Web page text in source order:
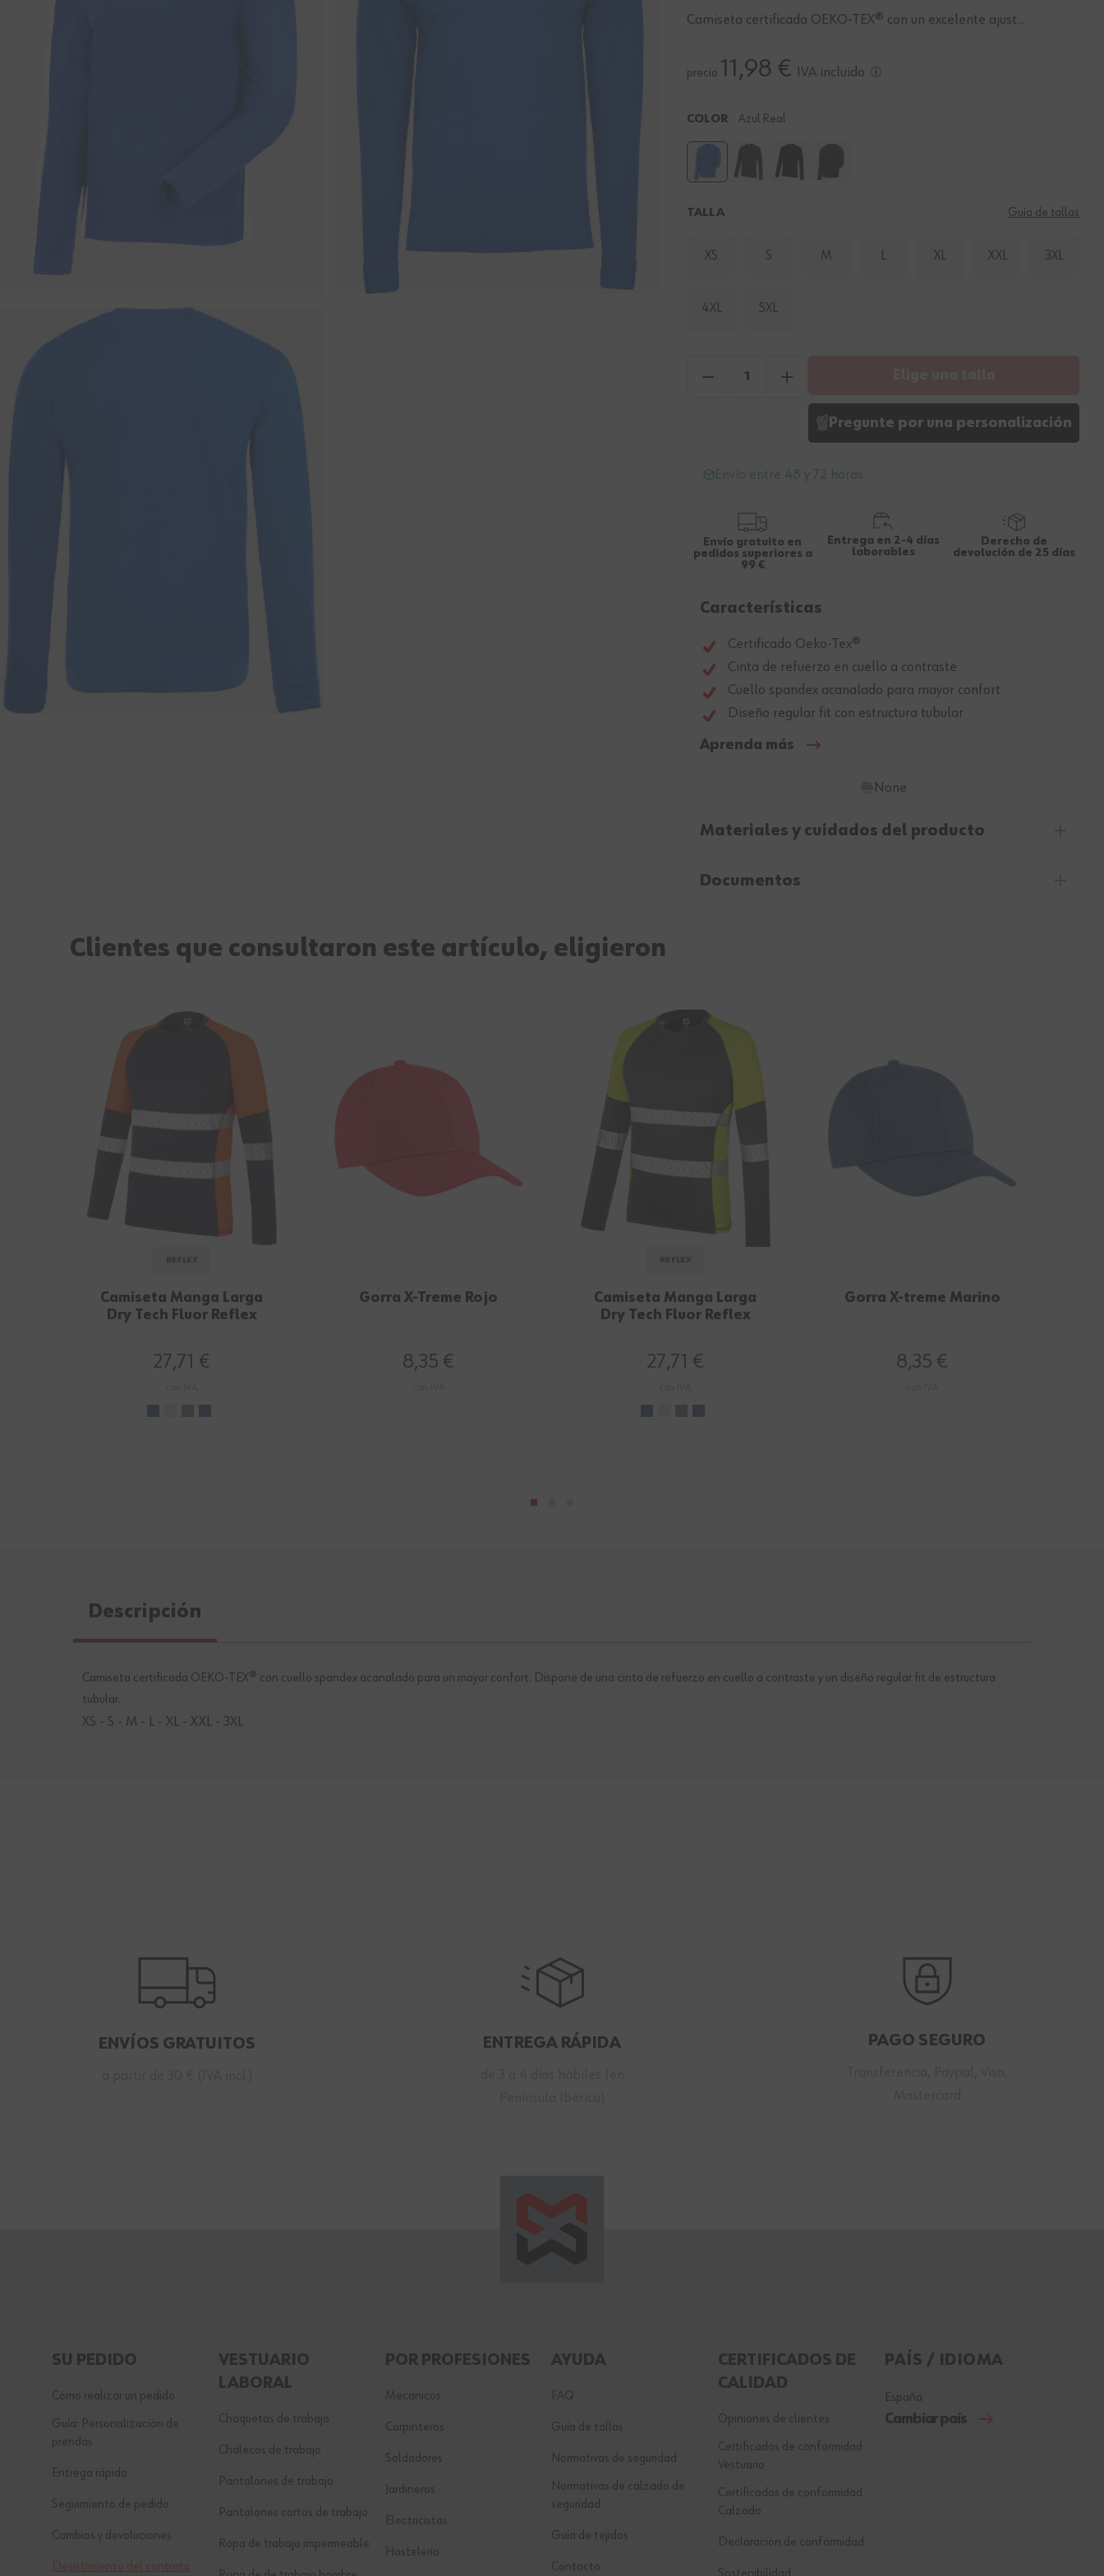
Camiseta certificada OEKO-TEX® con un excelente ajust...
precio 11,98 € IVA incluido
COLOR Azul Real
TALLA Guía de tallas
XS S M L XL XXL 3XL
4XL 5XL
Pregunte por una personalización
Envío entre 48 y 72 horas
Envío gratuito en
pedidos superiores a
99 €
Entrega en 2-4 días
laborables
Derecho de
devolución de 25 días
Características
Certificado Oeko-Tex®
Cinta de refuerzo en cuello a contraste
Cuello spandex acanalado para mayor confort
Diseño regular fit con estructura tubular
Aprenda más
None
Materiales y cuidados del producto
Documentos
Clientes que consultaron este artículo, eligieron
Camiseta Manga Larga
Dry Tech Fluor Reflex
27,71 €
Gorra X-Treme Rojo
8,35 €
Camiseta Manga Larga
Dry Tech Fluor Reflex
27,71 €
Gorra X-treme Marino
8,35 €
Descripción
Camiseta certificada OEKO-TEX® con cuello spandex acanalado para un mayor confort. Dispone de una cinta de refuerzo en cuello a contraste y un diseño regular fit de estructura
tubular.
XS - S - M - L - XL - XXL - 3XL
ENVÍOS GRATUITOS ENTREGA RÁPIDA PAGO SEGURO
SU PEDIDO
Cómo realizar un pedido
Guía: Personalización de
prendas
Entrega rápida
Seguimiento de pedido
Cambios y devoluciones
Desistimiento del contrato
VESTUARIO
LABORAL
Chaquetas de trabajo
Chalecos de trabajo
Pantalones de trabajo
Pantalones cortos de trabajo
Ropa de trabajo impermeable
POR PROFESIONES
Mecanicos
Carpinteros
Soldadores
Jardineros
Electricistas
Hostelería
AYUDA
FAQ
Guía de tallas
Normativas de seguridad
Normativas de calzado de
seguridad
Guía de tejidos
Contacto
CERTIFICADOS DE
CALIDAD
Opiniones de clientes
Certificados de conformidad
Vestuario
Certificados de conformidad
Calzado
Declaración de conformidad
Sostenibilidad
PAÍS / IDIOMA
España
Cambiar país